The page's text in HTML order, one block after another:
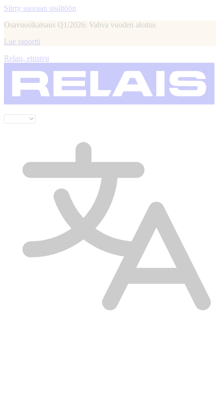
Siirry suoraan sisältöön
Osavuosikatsaus Q1/2026: Vahva vuoden aloitus
Lue raportti
Relais, etusivu